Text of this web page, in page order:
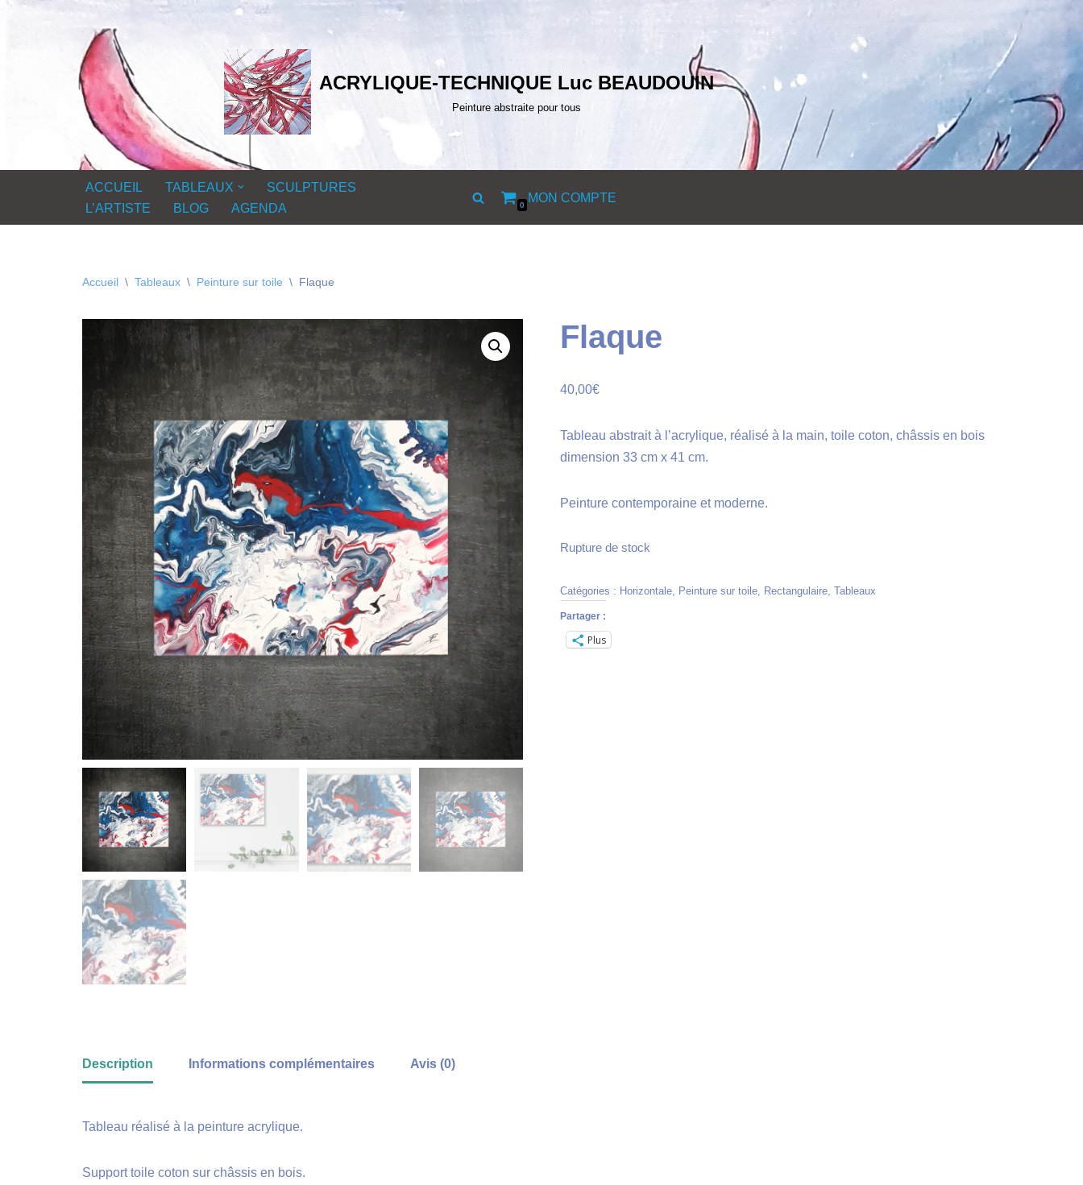
ACRYLIQUE-TECHNIQUE Luc BEAUDOUIN
Peinture abstraite pour tous
ACCUEIL TABLEAUX
SCULPTURES
L’ARTISTE
BLOG AGENDA 0
MON COMPTE
Accueil \ Tableaux \ Peinture sur toile \ Flaque
Flaque
40,00€
Tableau abstrait à l’acrylique, réalisé à la main, toile coton, châssis en bois
dimension 33 cm x 41 cm.
Peinture contemporaine et moderne.
Rupture de stock
Catégories : Horizontale, Peinture sur toile, Rectangulaire, Tableaux
Partager :
Plus
Description Informations complémentaires Avis (0)
Tableau réalisé à la peinture acrylique.
Support toile coton sur châssis en bois.